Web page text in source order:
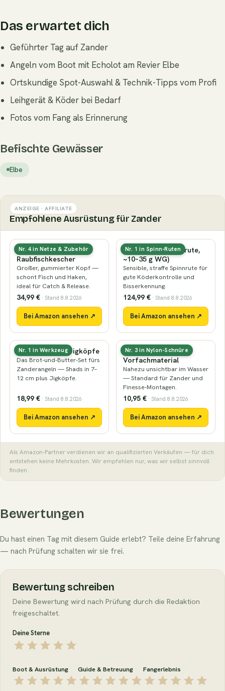
Das erwartet dich
Geführter Tag auf Zander
Angeln vom Boot mit Echolot am Revier Elbe
Ortskundige Spot-Auswahl & Technik-Tipps vom Profi
Leihgerät & Köder bei Bedarf
Fotos vom Fang als Erinnerung
Befischte Gewässer
Elbe
ANZEIGE · AFFILIATE
Empfohlene Ausrüstung für Zander
Nr. 4 in Netze & Zubehör
Gummierter
Raubfischkescher
Großer, gummierter Kopf —
schont Fisch und Haken,
ideal für Catch & Release.
34,99 € · Stand 8.8.2026
Bei Amazon ansehen ↗
Nr. 1 in Spinn-Ruten
Zanderrute (Spinnrute,
~10–35 g WG)
Sensible, straffe Spinnrute für
gute Köderkontrolle und
Bisserkennung.
124,99 € · Stand 8.8.2026
Bei Amazon ansehen ↗
Nr. 1 in Werkzeug
Gummifische & Jigköpfe
Das Brot-und-Butter-Set fürs
Zanderangeln — Shads in 7–
12 cm plus Jigköpfe.
18,99 € · Stand 8.8.2026
Bei Amazon ansehen ↗
Nr. 3 in Nylon-Schnüre
Fluorocarbon-
Vorfachmaterial
Nahezu unsichtbar im Wasser
— Standard für Zander und
Finesse-Montagen.
10,95 € · Stand 8.8.2026
Bei Amazon ansehen ↗
Als Amazon-Partner verdienen wir an qualifizierten Verkäufen — für dich
entstehen keine Mehrkosten. Wir empfehlen nur, was wir selbst sinnvoll
finden.
Bewertungen
Du hast einen Tag mit diesem Guide erlebt? Teile deine Erfahrung
— nach Prüfung schalten wir sie frei.
Bewertung schreiben
Deine Bewertung wird nach Prüfung durch die Redaktion
freigeschaltet.
Deine Sterne
Boot & Ausrüstung Guide & Betreuung Fangerlebnis